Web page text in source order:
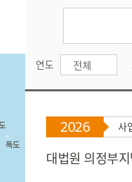
연도 전체
2026 사
대법원 의정부